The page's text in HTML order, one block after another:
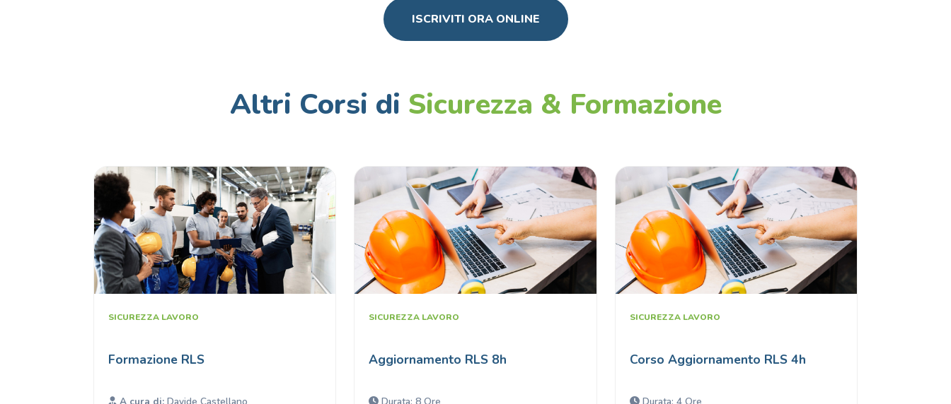
ISCRIVITI ORA ONLINE
Altri Corsi di Sicurezza & Formazione
SICUREZZA LAVORO
Formazione RLS
A cura di: Davide Castellano
SICUREZZA LAVORO
Aggiornamento RLS 8h
Durata: 8 Ore
SICUREZZA LAVORO
Corso Aggiornamento RLS 4h
Durata: 4 Ore